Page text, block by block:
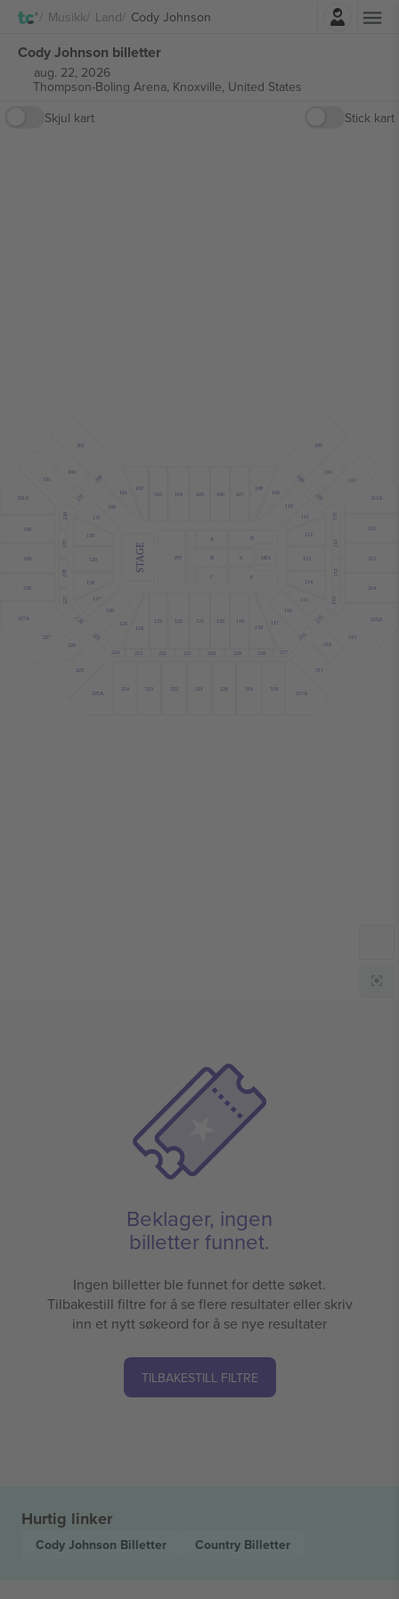
Musikk Land Cody Johnson
Cody Johnson billetter
aug. 22, 2026
Thompson-Boling Arena, Knoxville, United States
Skjul kart
Stick kart
D
E
F
C
B
A
PIT
103 104 105 106 107
108
109
110
111
112
113
114
115
116
117
118
119
120
121
122
123
209
210
211
212
213
214
215
216
217
218
219
220
221
222
322 321 320 319 318
317A
317
316
315
315A
314
313
312
311A
311
310
309
101
102
124
125
126
127
128
129
130
131
100
200
231
223
224
225
226
227
228
229
230
300
301
323
324
325A
325
326
327
327A
328
329
330
331A
331
MIX
STAGE
Beklager, ingen
billetter funnet.
Ingen billetter ble funnet for dette søket.
Tilbakestill filtre for å se flere resultater eller skriv
inn et nytt søkeord for å se nye resultater
TILBAKESTILL FILTRE
Hurtig linker
Cody Johnson Billetter Country Billetter